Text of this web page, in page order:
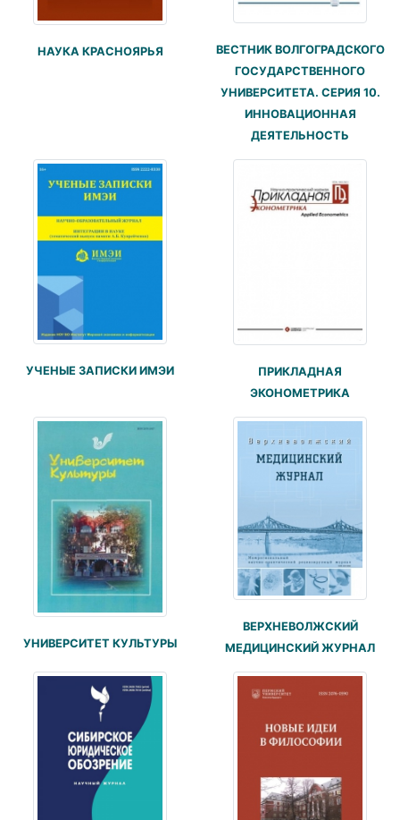
НАУКА КРАСНОЯРЬЯ
ВЕСТНИК ВОЛГОГРАДСКОГО
ГОСУДАРСТВЕННОГО
УНИВЕРСИТЕТА. СЕРИЯ 10.
ИННОВАЦИОННАЯ
ДЕЯТЕЛЬНОСТЬ
УЧЕНЫЕ ЗАПИСКИ ИМЭИ
ПРИКЛАДНАЯ
ЭКОНОМЕТРИКА
УНИВЕРСИТЕТ КУЛЬТУРЫ
ВЕРХНЕВОЛЖСКИЙ
МЕДИЦИНСКИЙ ЖУРНАЛ